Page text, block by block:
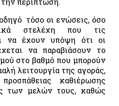
τροφίμων
ποτών –
«FSSC
22000»
Σύστημα
ολοκληρωμένης
διαχείρισης
στην
αγροτική
τόσο οι ενώσεις, όσο
στελέχη που τις
να έχουν υπόψη ότι οι
να παραβιάσουν το
στο βαθμό που μπορούν
λειτουργία της αγοράς,
καθιέρωσης
των μελών τους, καθώς